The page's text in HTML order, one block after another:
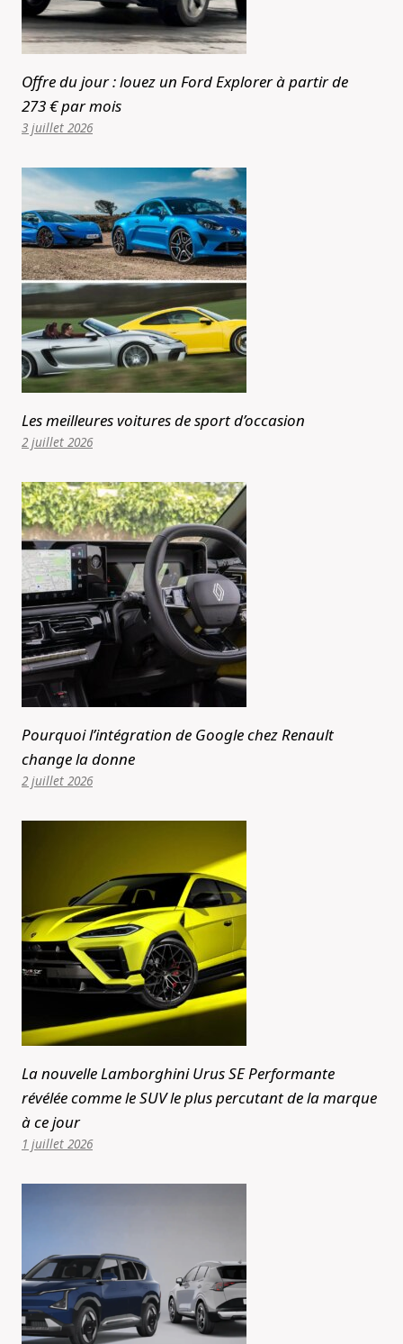
Offre du jour : louez un Ford Explorer à partir de
273 € par mois
3 juillet 2026
Les meilleures voitures de sport d’occasion
2 juillet 2026
Pourquoi l’intégration de Google chez Renault
change la donne
2 juillet 2026
La nouvelle Lamborghini Urus SE Performante
révélée comme le SUV le plus percutant de la marque
à ce jour
1 juillet 2026